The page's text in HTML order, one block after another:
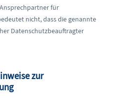
für
nicht, dass die genannte
Datenschutzbeauftragter
zur